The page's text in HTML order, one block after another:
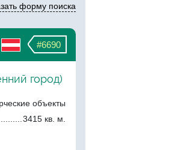
форму поиска
#6690
город)
объекты
3415 кв. м.